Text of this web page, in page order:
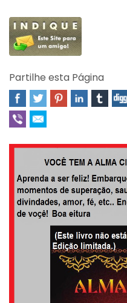
Partilhe esta Página